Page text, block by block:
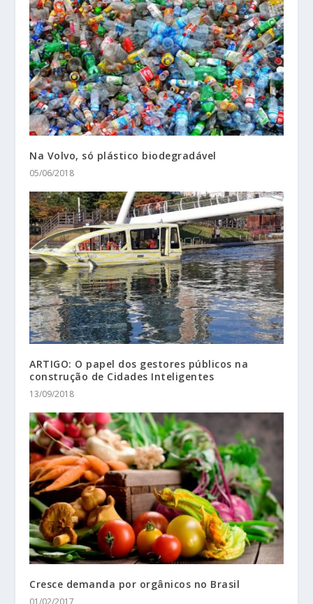
Na Volvo, só plástico biodegradável
05/06/2018
ARTIGO: O papel dos gestores públicos na
construção de Cidades Inteligentes
13/09/2018
Cresce demanda por orgânicos no Brasil